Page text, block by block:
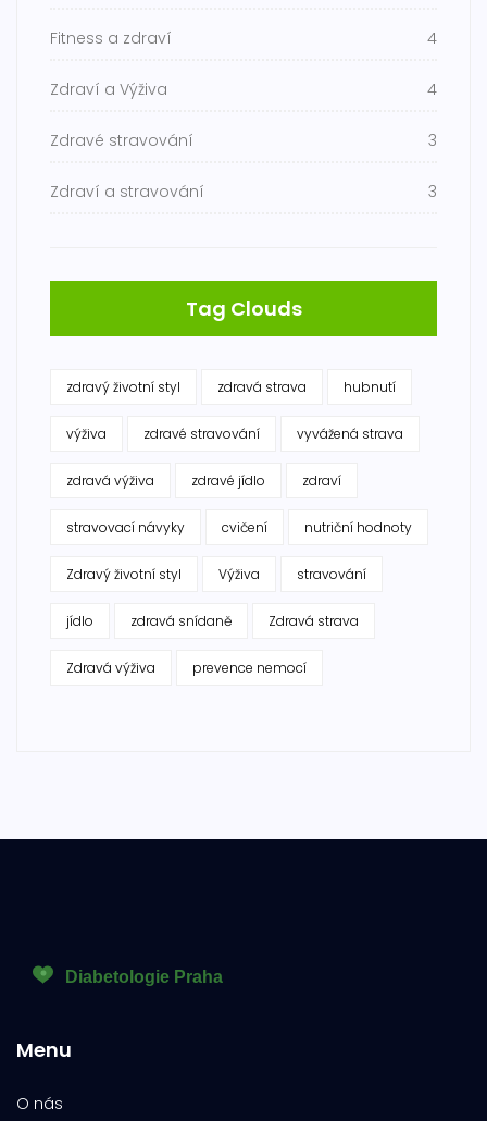
Fitness a zdraví 4
Zdraví a Výživa 4
Zdravé stravování 3
Zdraví a stravování 3
Tag Clouds
zdravý životní styl zdravá strava hubnutí
výživa zdravé stravování vyvážená strava
zdravá výživa zdravé jídlo zdraví
stravovací návyky cvičení nutriční hodnoty
Zdravý životní styl Výživa stravování
jídlo zdravá snídaně Zdravá strava
Zdravá výživa prevence nemocí
Menu
O nás